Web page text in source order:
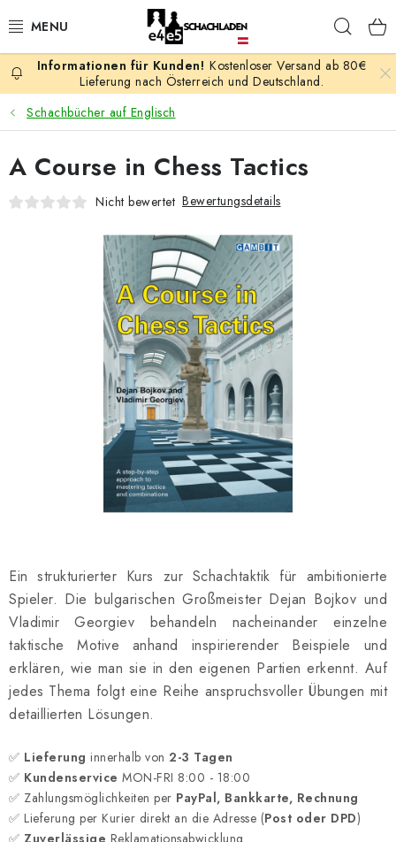
Inhalt
AKTION
SCHACHSPIELE
SCHACHFIGUREN
SCHACHBRETTER
SCHACHUHREN
SCHACHBÜCHER
SCHACH-ANTIQUITÄTENLADEN
SCHACH ONLINE
SCHACH-MERCH
SCHACH GESCHENKE
KONTAKT
Kontakt FAQ Über uns
Schachblog
Geschäftsbedingungen
Kostenloser Versand ab 80€
Lieferung nach Österreich und Deutschland.
Schachbücher auf Englisch
Ein strukturierter Kurs zur Schachtaktik für ambitionierte
Spieler. Die bulgarischen Großmeister Dejan Bojkov und
Vladimir Georgiev behandeln nacheinander einzelne
taktische Motive anhand inspirierender Beispiele und
erklären, wie man sie in den eigenen Partien erkennt. Auf
jedes Thema folgt eine Reihe anspruchsvoller Übungen mit
detaillierten Lösungen.
✅ Lieferung innerhalb von 2-3 Tagen
✅ Kundenservice MON-FRI 8:00 - 18:00
✅ Zahlungsmöglichkeiten per PayPal, Bankkarte, Rechnung
✅ Lieferung per Kurier direkt an die Adresse (Post oder DPD)
✅ Zuverlässige Reklamationsabwicklung
A Course in Chess Tactics
Nicht bewertet Bewertungsdetails